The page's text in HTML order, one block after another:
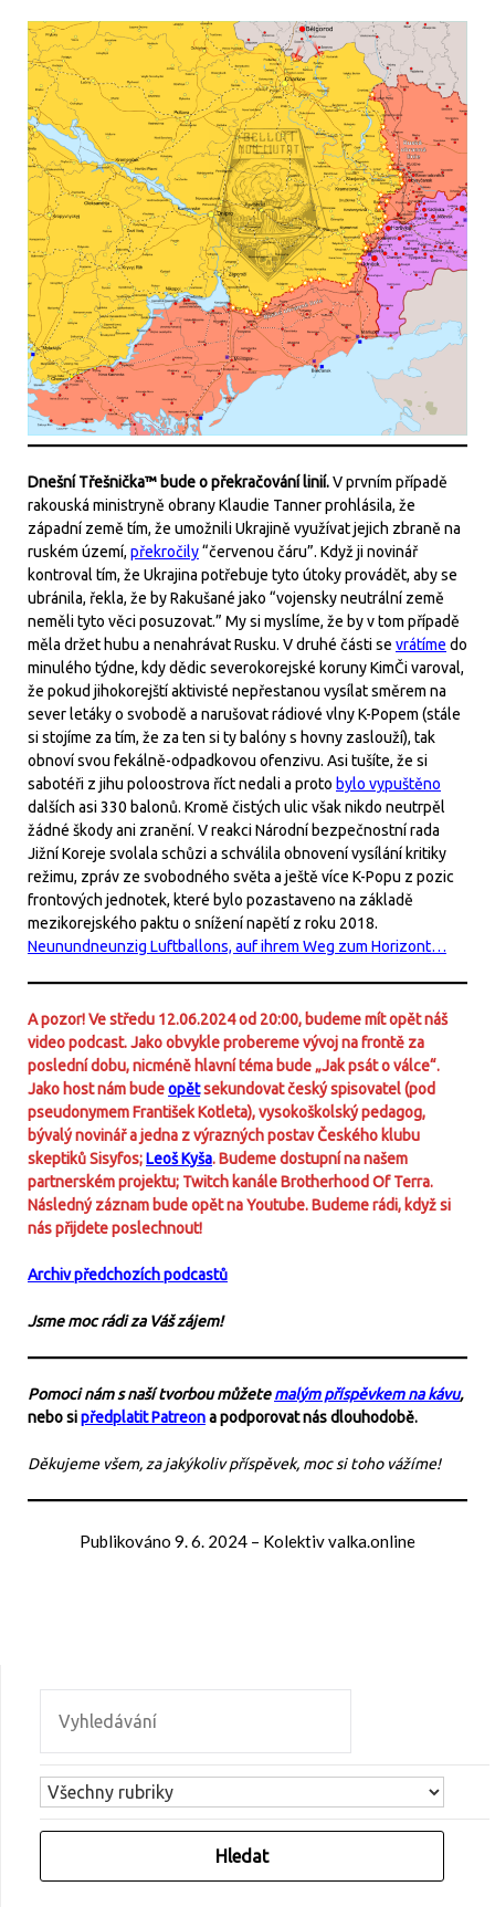
Dnešní Třešnička™ bude o překračování linií.V prvním případě
rakouská ministryně obrany Klaudie Tanner prohlásila, že
západní země tím, že umožnili Ukrajině využívat jejich zbraně na
ruském území, překročily“červenou čáru”. Když ji novinář
kontroval tím, že Ukrajina potřebuje tyto útoky provádět, aby se
ubránila, řekla, že by Rakušané jako “vojensky neutrální země
neměli tyto věci posuzovat.” My si myslíme, že by v tom případě
měla držet hubu a nenahrávat Rusku. V druhé části se vrátíme do
minulého týdne, kdy dědic severokorejské koruny KimČi varoval,
že pokud jihokorejští aktivisté nepřestanou vysílat směrem na
sever letáky o svobodě a narušovat rádiové vlny K-Popem (stále
si stojíme za tím, že za ten si ty balóny s hovny zaslouží), tak
obnoví svou fekálně-odpadkovou ofenzivu. Asi tušíte, že si
sabotéři z jihu poloostrova říct nedali a proto bylo vypuštěno
dalších asi 330 balonů. Kromě čistých ulic však nikdo neutrpěl
žádné škody ani zranění. V reakci Národní bezpečnostní rada
Jižní Koreje svolala schůzi a schválila obnovení vysílání kritiky
režimu, zpráv ze svobodného světa a ještě více K-Popu z pozic
frontových jednotek, které bylo pozastaveno na základě
mezikorejského paktu o snížení napětí z roku 2018.
Neunundneunzig Luftballons, auf ihrem Weg zum Horizont…
A pozor! Ve středu 12.06.2024 od 20:00, budeme mít opět náš
video podcast. Jako obvykle probereme vývoj na frontě za
poslední dobu, nicméně hlavní téma bude „Jak psát o válce“.
Jako host nám budeopětsekundovat český spisovatel (pod
pseudonymem František Kotleta), vysokoškolský pedagog,
bývalý novinář a jedna z výrazných postav Českého klubu
skeptiků Sisyfos;Leoš Kyša. Budeme dostupní na našem
partnerském projektu; Twitch kanále Brotherhood Of Terra.
Následný záznam bude opět na Youtube. Budeme rádi, když si
nás přijdete poslechnout!
Archiv předchozích podcastů
Jsme moc rádi za Váš zájem!
Pomoci nám s naší tvorbou můžetemalým příspěvkem na kávu,
nebo sipředplatit Patreona podporovat nás dlouhodobě.
Děkujeme všem, za jakýkoliv příspěvek, moc si toho vážíme!
Publikováno 9. 6. 2024 – Kolektiv valka.online